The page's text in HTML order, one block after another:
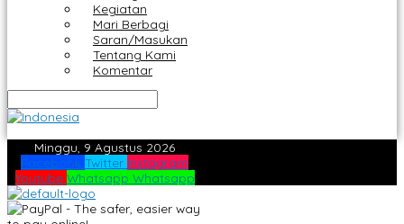
Kegiatan
Mari Berbagi
Saran/Masukan
Tentang Kami
Komentar
Minggu, 9 Agustus 2026
Facebook Twitter Instagram
Youtube Whatsapp Whatsapp